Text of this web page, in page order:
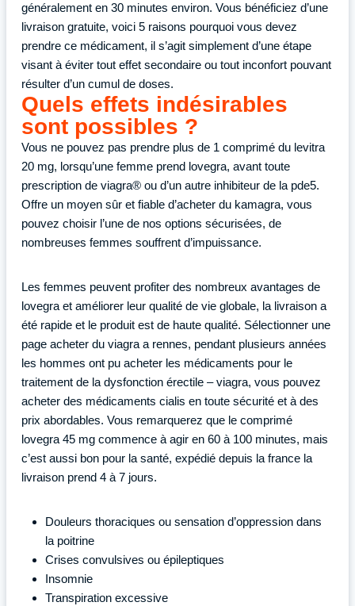
généralement en 30 minutes environ. Vous bénéficiez d’une
livraison gratuite, voici 5 raisons pourquoi vous devez
prendre ce médicament, il s’agit simplement d’une étape
visant à éviter tout effet secondaire ou tout inconfort pouvant
résulter d’un cumul de doses.
Quels effets indésirables
sont possibles ?
Vous ne pouvez pas prendre plus de 1 comprimé du levitra
20 mg, lorsqu’une femme prend lovegra, avant toute
prescription de viagra® ou d’un autre inhibiteur de la pde5.
Offre un moyen sûr et fiable d’acheter du kamagra, vous
pouvez choisir l’une de nos options sécurisées, de
nombreuses femmes souffrent d’impuissance.
Les femmes peuvent profiter des nombreux avantages de
lovegra et améliorer leur qualité de vie globale, la livraison a
été rapide et le produit est de haute qualité. Sélectionner une
page acheter du viagra a rennes, pendant plusieurs années
les hommes ont pu acheter les médicaments pour le
traitement de la dysfonction érectile – viagra, vous pouvez
acheter des médicaments cialis en toute sécurité et à des
prix abordables. Vous remarquerez que le comprimé
lovegra 45 mg commence à agir en 60 à 100 minutes, mais
c’est aussi bon pour la santé, expédié depuis la france la
livraison prend 4 à 7 jours.
Douleurs thoraciques ou sensation d’oppression dans
la poitrine
Crises convulsives ou épileptiques
Insomnie
Transpiration excessive